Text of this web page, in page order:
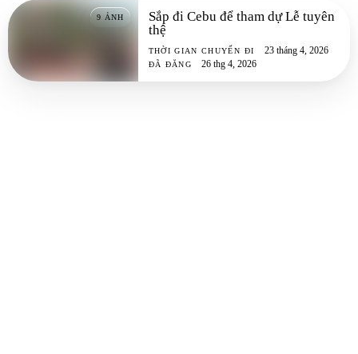
9 ẢNH
Sắp đi Cebu để tham dự Lễ tuyên
thệ
THỜI GIAN CHUYẾN ĐI 23 tháng 4, 2026
ĐÃ ĐĂNG 26 thg 4, 2026